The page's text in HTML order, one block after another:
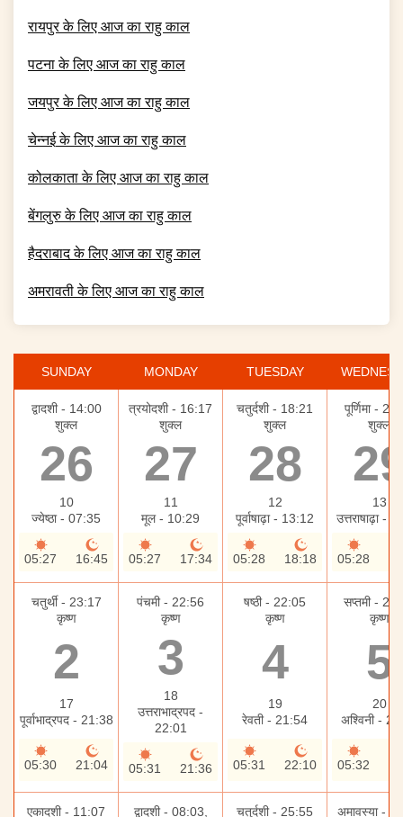
रायपुरके लिए आज का राहु काल
पटनाके लिए आज का राहु काल
जयपुरके लिए आज का राहु काल
चेन्नईके लिए आज का राहु काल
कोलकाताके लिए आज का राहु काल
बेंगलुरुके लिए आज का राहु काल
हैदराबादके लिए आज का राहु काल
अमरावतीके लिए आज का राहु काल
SUNDAY MONDAY TUESDAY
द्वादशी - 14:00
शुक्ल
26
10
ज्येष्ठा - 07:35
05:27 16:45
त्रयोदशी - 16:17
शुक्ल
27
11
मूल - 10:29
05:27 17:34
चतुर्दशी - 18:21
शुक्ल
28
12
पूर्वाषाढ़ा - 13:12
05:28 18:18
पूर्णिमा -
शुक्ल
13
उत्तराषाढ़ा -
05:28
चतुर्थी - 23:17
कृष्ण
2
17
पूर्वाभाद्रपद - 21:38
05:30 21:04
पंचमी - 22:56
कृष्ण
3
18
उत्तराभाद्रपद -
22:01
05:31 21:36
षष्ठी - 22:05
कृष्ण
4
19
रेवती - 21:54
05:31 22:10
सप्तमी -
कृष्ण
5
20
अश्विनी -
05:32
एकादशी - 11:07 द्वादशी - 08:03, चतुर्दशी - 25:55 अमावस्या -